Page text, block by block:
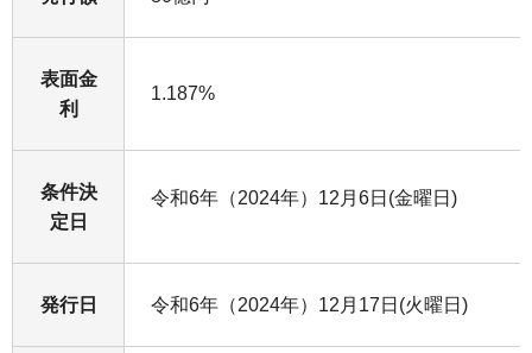
表面金
利
1.187%
条件決
定日
令和6年（2024年）12月6日(金曜日)
発行日 令和6年（2024年）12月17日(火曜日)